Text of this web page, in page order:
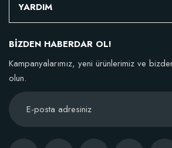
YARDIM
BİZDEN HABERDAR OL!
Kampanyalarımız, yeni ürünlerimiz ve
olun.